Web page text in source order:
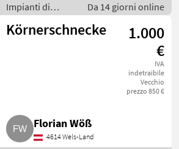
Impianti di
movimentazione
e trasporto /
Da 14 giorni online
Körnerschnecke
1.000
€
IVA
indetraibile
Vecchio
prezzo 850 €
Florian Wöß
4614 Wels-Land